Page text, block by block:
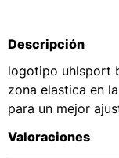
Descripción
logotipo uhlsport
zona elastica en
para un mejor
Valoraciones